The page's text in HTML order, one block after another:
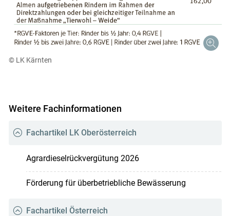
© LK Kärnten
Weitere Fachinformationen
Fachartikel LK Oberösterreich
Agrardieselrückvergütung 2026
Förderung für überbetriebliche Bewässerung
Fachartikel Österreich